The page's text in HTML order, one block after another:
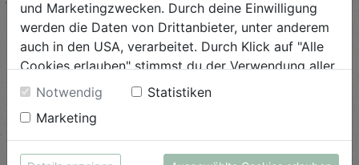
Mangold-Filopäckchen mit
Minz-Gurkensalat
leicht
und Marketingzwecken. Durch deine Einwilligung
werden die Daten von Drittanbieter, unter anderem
auch in den USA, verarbeitet. Durch Klick auf "Alle
Cookies erlauben" stimmst du der Verwendung aller
Cookies zu. Unter "Details anzeigen" findest du alle
Infos zu den unterschiedlichen Cookies, du kannst
auch entscheiden, welche Cookies du erlauben
möchtest.
Weitere Informationen findest du in unserer
Notwendig
Statistiken
Marketing